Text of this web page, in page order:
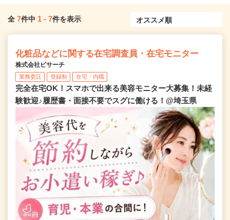
全 7件中 1 - 7件を表示
化粧品などに関する在宅調査員・在宅モニター
株式会社ビサーチ
業務委託 登録制 在宅・内職
完全在宅OK！スマホで出来る美容モニター大募集！未経
験歓迎♪履歴書・面接不要でスグに働ける！@埼玉県